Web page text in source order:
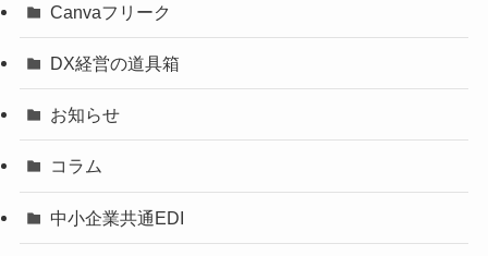
Canvaフリーク
DX経営の道具箱
お知らせ
コラム
中小企業共通EDI